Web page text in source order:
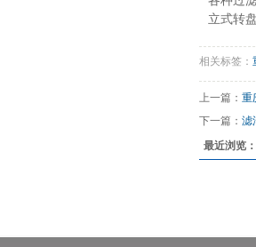
立式转
相关标签：
上一篇： 重
下一篇： 滤
最近浏览：